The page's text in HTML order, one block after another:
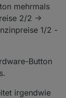
mehrmals
2/2 ->
1/2 -
Button
irgendwie